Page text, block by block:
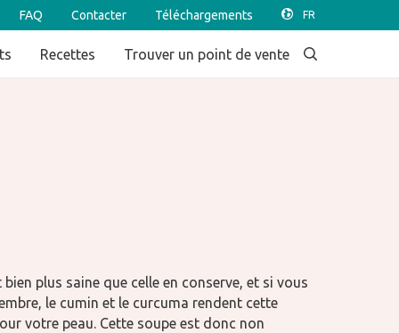
FAQ Contacter Téléchargements
Recettes Trouver un point de vente
plus saine que celle en conserve, et si vous
le cumin et le curcuma rendent cette
votre peau. Cette soupe est donc non